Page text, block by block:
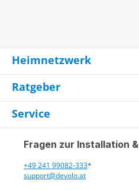
Heimnetzwerk
Ratgeber
Service
Fragen zur Installation
+49 241 99082-333*
support@devolo.at